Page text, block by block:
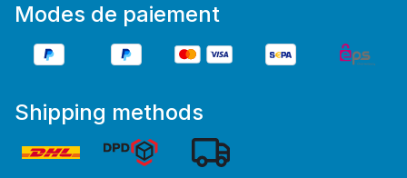
Modes de paiement
Shipping methods